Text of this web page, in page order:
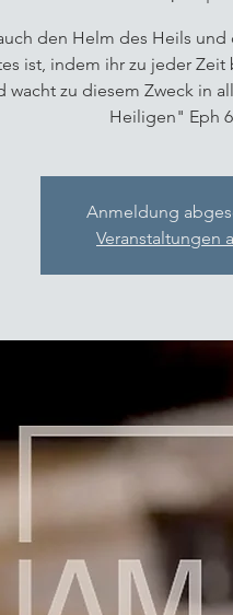
den Helm des Heils und
ist, indem ihr zu jeder
wacht zu diesem Zweck in
Heiligen" Eph
Anmeldung
Veranstaltungen